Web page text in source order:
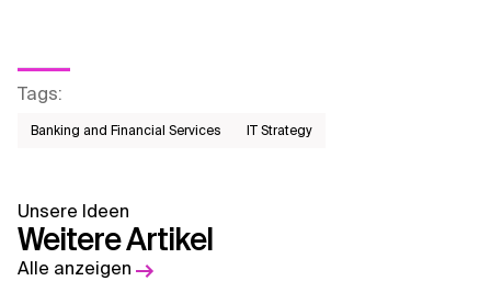
Tags:
Banking and Financial Services IT Strategy
Unsere Ideen
Weitere Artikel
Alle anzeigen